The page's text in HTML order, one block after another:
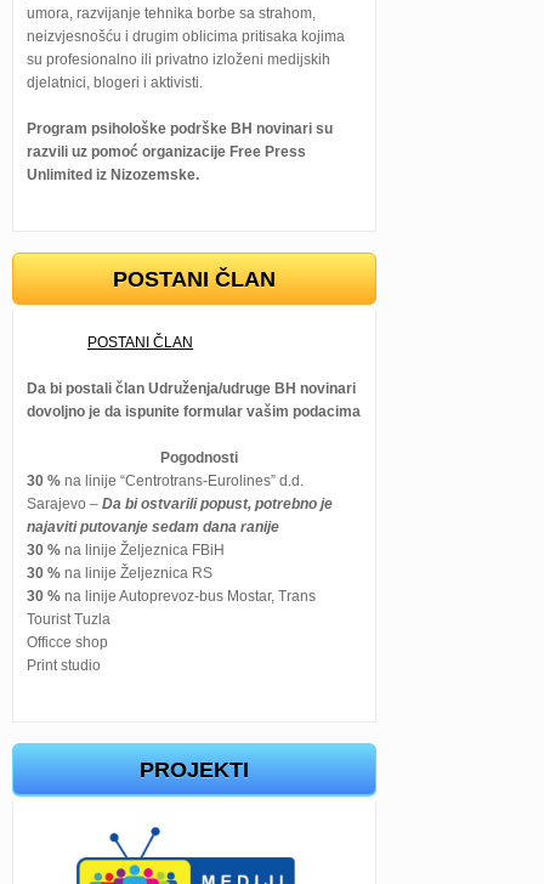
umora, razvijanje tehnika borbe sa strahom,
neizvjesnošću i drugim oblicima pritisaka kojima
su profesionalno ili privatno izloženi medijskih
djelatnici, blogeri i aktivisti.
Program psihološke podrške BH novinari su
razvili uz pomoć organizacije Free Press
Unlimited iz Nizozemske.
POSTANI ČLAN
POSTANI ČLAN
Da bi postali član Udruženja/udruge BH novinari
dovoljno je da ispunite formular vašim podacima
Pogodnosti
30 % na linije “Centrotrans-Eurolines” d.d.
Sarajevo – Da bi ostvarili popust, potrebno je
najaviti putovanje sedam dana ranije
30 % na linije Željeznica FBiH
30 % na linije Željeznica RS
30 % na linije Autoprevoz-bus Mostar, Trans
Tourist Tuzla
Officce shop
Print studio
PROJEKTI